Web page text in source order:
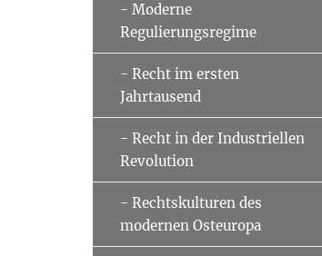
- Moderne
Regulierungsregime
- Recht im ersten
Jahrtausend
- Recht in der Industriellen
Revolution
- Rechtskulturen des
modernen Osteuropa